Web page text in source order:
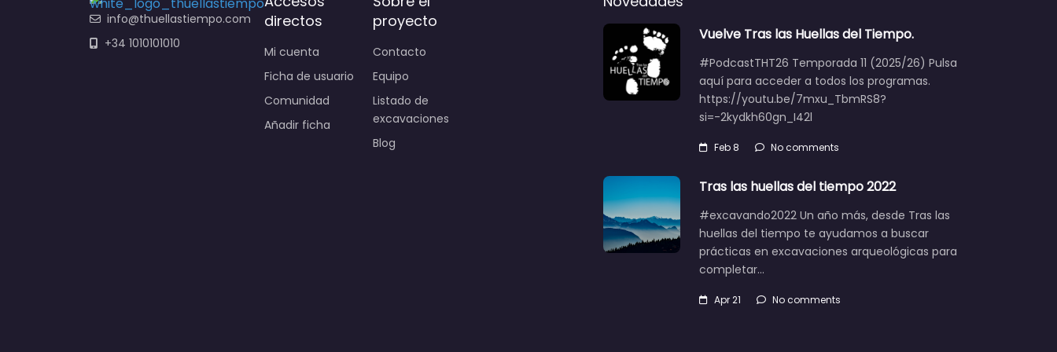
info@thuellastiempo.com
+34 1010101010
directos
Mi cuenta
Ficha de usuario
Comunidad
Añadir ficha
proyecto
Contacto
Equipo
Listado de
excavaciones
Blog
Vuelve Tras las Huellas del Tiempo.
#PodcastTHT26 Temporada 11 (2025/26) Pulsa
aquí para acceder a todos los programas.
https://youtu.be/7mxu_TbmRS8?
si=-2kydkh60gn_I42l
Feb 8 No comments
Tras las huellas del tiempo 2022
#excavando2022 Un año más, desde Tras las
huellas del tiempo te ayudamos a buscar
prácticas en excavaciones arqueológicas para
completar…
Apr 21 No comments